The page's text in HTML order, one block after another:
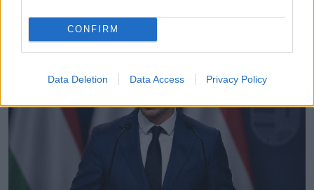
CONFIRM
Data Deletion Data Access Privacy Policy
További bejegyzések